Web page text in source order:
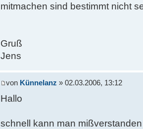
mitmachen sind bestimmt nicht
Gruß
Jens
von Künnelanz » 02.03.2006, 13:12
Hallo
schnell kann man